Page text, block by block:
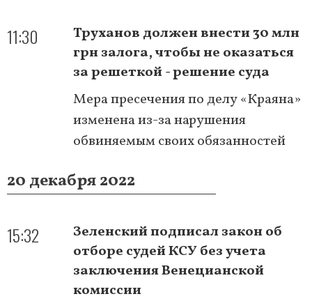
11:30
Труханов должен внести 30 млн
грн залога, чтобы не оказаться
за решеткой - решение суда
Мера пресечения по делу «Краяна»
изменена из-за нарушения
обвиняемым своих обязанностей
20 декабря 2022
15:32
Зеленский подписал закон об
отборе судей КСУ без учета
заключения Венецианской
комиссии